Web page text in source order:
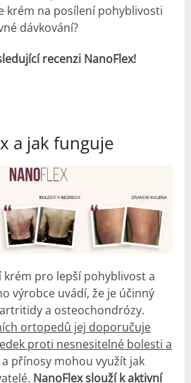
krém na posílení pohyblivosti
dávkování?
recenzi NanoFlex!
a jak funguje
krém pro lepší pohyblivost a
výrobce uvádí, že je účinný
a osteochondrózy.
ortopedů jej doporučuje
proti nesnesitelné bolesti a
a přínosy mohou využít jak
NanoFlex slouží k aktivní